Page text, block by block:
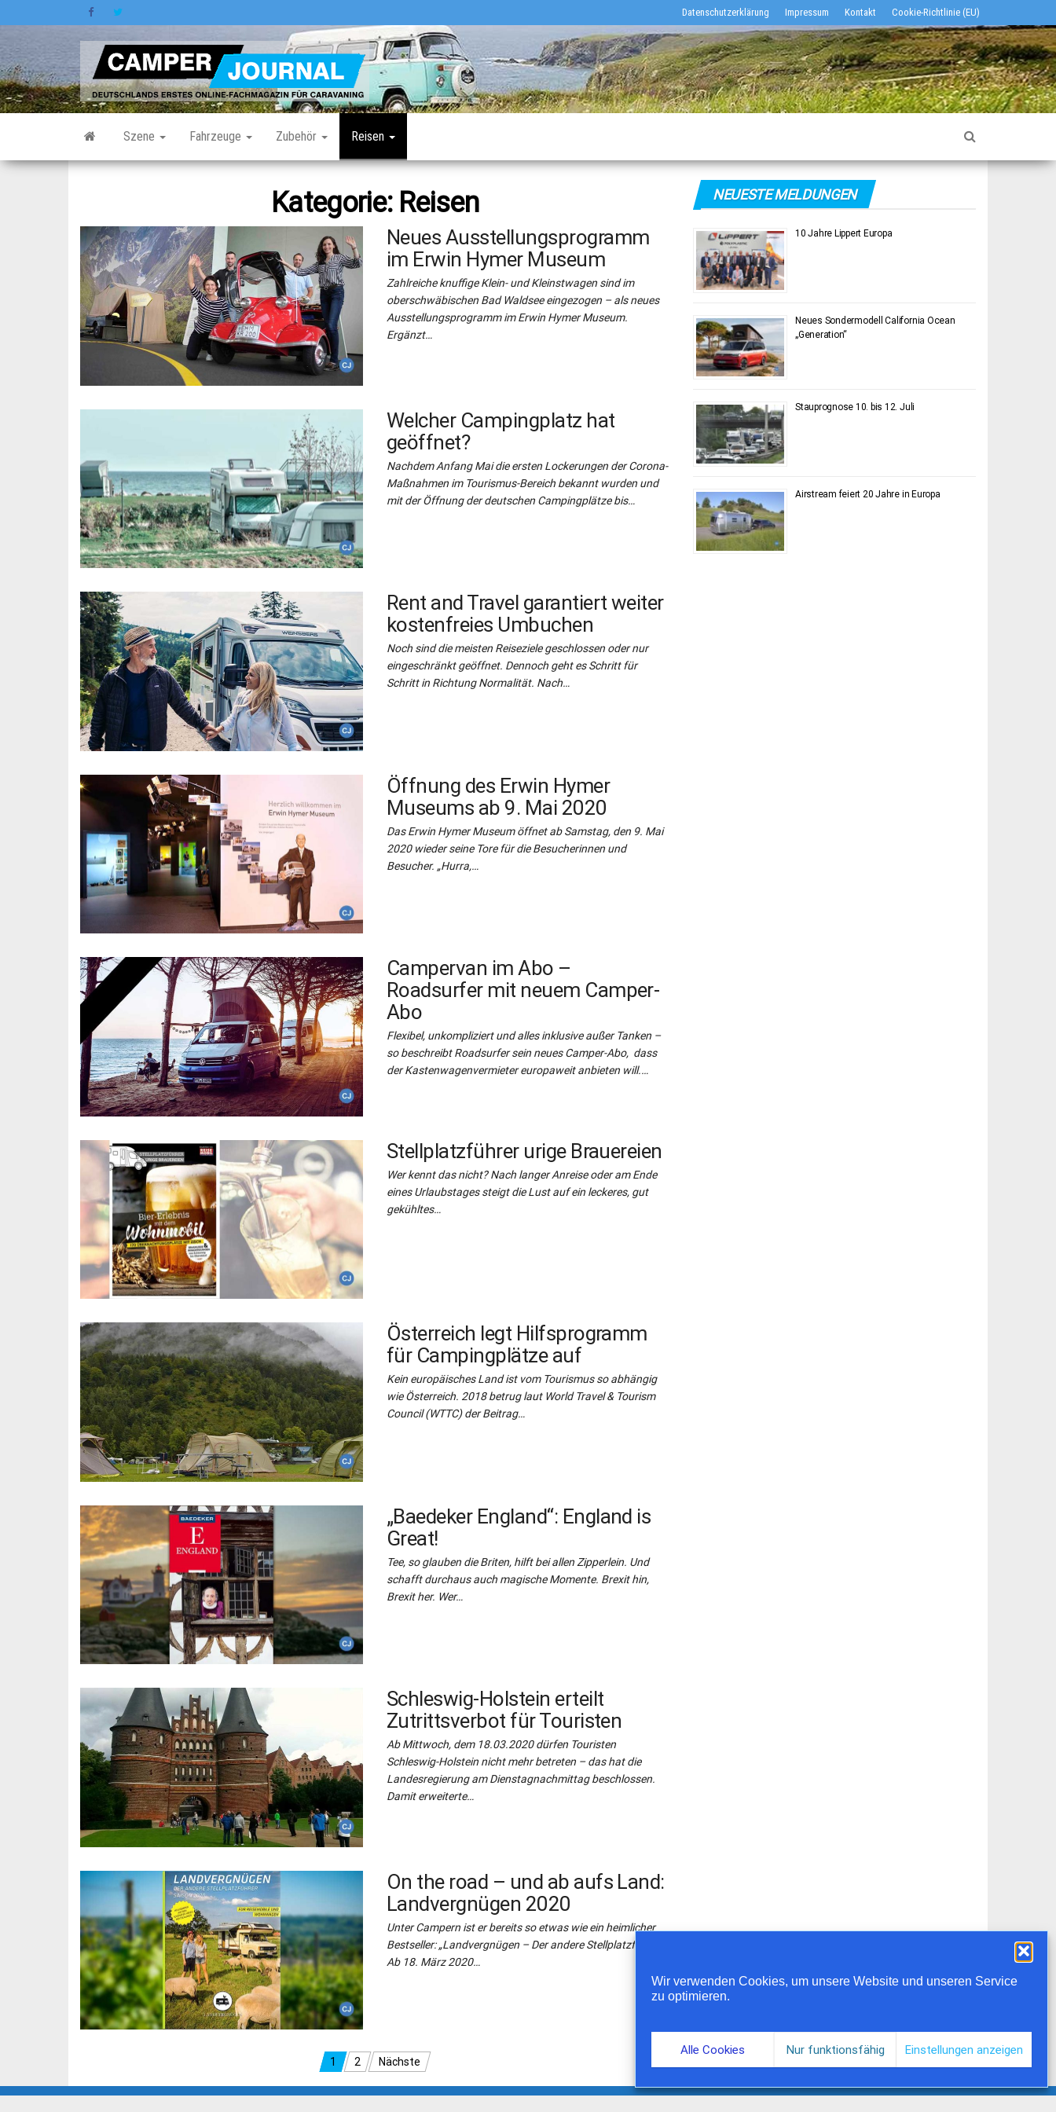
Wir verwenden Cookies, um unsere Website und unseren Service
zu optimieren.
Alle Cookies Nur funktionsfähig Einstellungen anzeigen
Inhalt
Datenschutzerklärung Impressum Kontakt Cookie-Richtlinie (EU)
Camper
Journal
Deutschlands
erstes
Online-
Fachmagazin
für
Caravaning
Szene Fahrzeuge Zubehör Reisen
Kategorie: Reisen
Neues Ausstellungsprogramm
im Erwin Hymer Museum
Zahlreiche knuffige Klein- und Kleinstwagen sind im
oberschwäbischen Bad Waldsee eingezogen – als neues
Ausstellungsprogramm im Erwin Hymer Museum.
Ergänzt…
Welcher Campingplatz hat
geöffnet?
Nachdem Anfang Mai die ersten Lockerungen der Corona-
Maßnahmen im Tourismus-Bereich bekannt wurden und
mit der Öffnung der deutschen Campingplätze bis…
Rent and Travel garantiert weiter
kostenfreies Umbuchen
Noch sind die meisten Reiseziele geschlossen oder nur
eingeschränkt geöffnet. Dennoch geht es Schritt für
Schritt in Richtung Normalität. Nach…
Öffnung des Erwin Hymer
Museums ab 9. Mai 2020
Das Erwin Hymer Museum öffnet ab Samstag, den 9. Mai
2020 wieder seine Tore für die Besucherinnen und
Besucher. „Hurra,…
Campervan im Abo –
Roadsurfer mit neuem Camper-
Abo
Flexibel, unkompliziert und alles inklusive außer Tanken –
so beschreibt Roadsurfer sein neues Camper-Abo, dass
der Kastenwagenvermieter europaweit anbieten will.…
Stellplatzführer urige Brauereien
Wer kennt das nicht? Nach langer Anreise oder am Ende
eines Urlaubstages steigt die Lust auf ein leckeres, gut
gekühltes…
Österreich legt Hilfsprogramm
für Campingplätze auf
Kein europäisches Land ist vom Tourismus so abhängig
wie Österreich. 2018 betrug laut World Travel & Tourism
Council (WTTC) der Beitrag…
„Baedeker England“: England is
Great!
Tee, so glauben die Briten, hilft bei allen Zipperlein. Und
schafft durchaus auch magische Momente. Brexit hin,
Brexit her. Wer…
Schleswig-Holstein erteilt
Zutrittsverbot für Touristen
Ab Mittwoch, dem 18.03.2020 dürfen Touristen
Schleswig-Holstein nicht mehr betreten – das hat die
Landesregierung am Dienstagnachmittag beschlossen.
Damit erweiterte…
On the road – und ab aufs Land:
Landvergnügen 2020
Unter Campern ist er bereits so etwas wie ein heimlicher
Bestseller: „Landvergnügen – Der andere Stellplatzführer“.
Ab 18. März 2020…
der
1 2 Nächste
NEUESTE MELDUNGEN
10 Jahre Lippert Europa
Neues Sondermodell California Ocean
„Generation“
Stauprognose 10. bis 12. Juli
Airstream feiert 20 Jahre in Europa